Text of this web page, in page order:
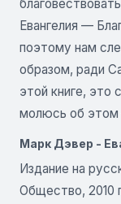
Евангелия —
поэтому нам
образом, ради
этой книге,
молюсь об
Марк Дэвер -
Издание на
Общество, 2010